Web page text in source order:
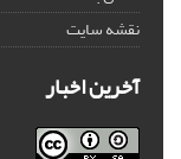
نقشه سایت
آخرین اخبار